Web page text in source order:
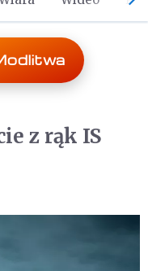
z rąk IS